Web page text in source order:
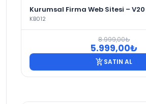
Kurumsal Firma Web Sitesi – V20
KB012
8.999,00₺
Orijinal
fiyat:
8.999,00₺.
5.999,00₺
add_shopping_cartSATIN AL